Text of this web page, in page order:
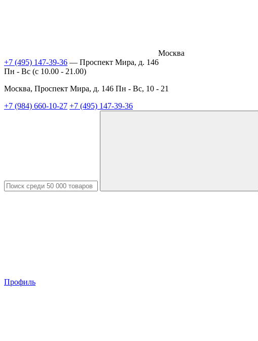
Москва
+7 (495) 147-39-36 — Проспект Мира, д. 146
Пн - Вс (c 10.00 - 21.00)
Москва, Проспект Мира, д. 146 Пн - Вс, 10 - 21
+7 (984) 660-10-27 +7 (495) 147-39-36
Профиль